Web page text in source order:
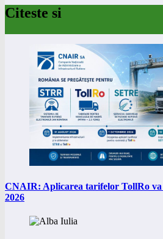
Citeste si
CNAIR: Aplicarea tarifelor TollRo va
2026